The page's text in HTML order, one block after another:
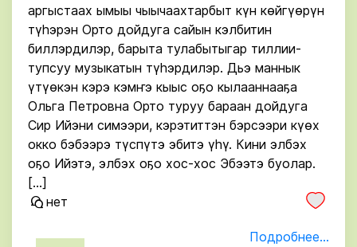
аргыстаах ымыы чыычаахтарбыт күн көйгүөрүн
түһэрэн Орто дойдуга сайын кэлбитин
биллэрдилэр, барыта тулабытыгар тиллии-
тупсуу музыкатын түһэрдилэр. Дьэ маннык
үтүөкэн кэрэ кэмҥэ кыыс оҕо кылааннааҕа
Ольга Петровна Орто туруу бараан дойдуга
Сир Ийэни симээри, кэрэтиттэн бэрсээри күөх
окко бэбээрэ түспүтэ эбитэ үһү. Кини элбэх
оҕо Ийэтэ, элбэх оҕо хос-хос Эбээтэ буолар.
[…]
нет
Подробнее...